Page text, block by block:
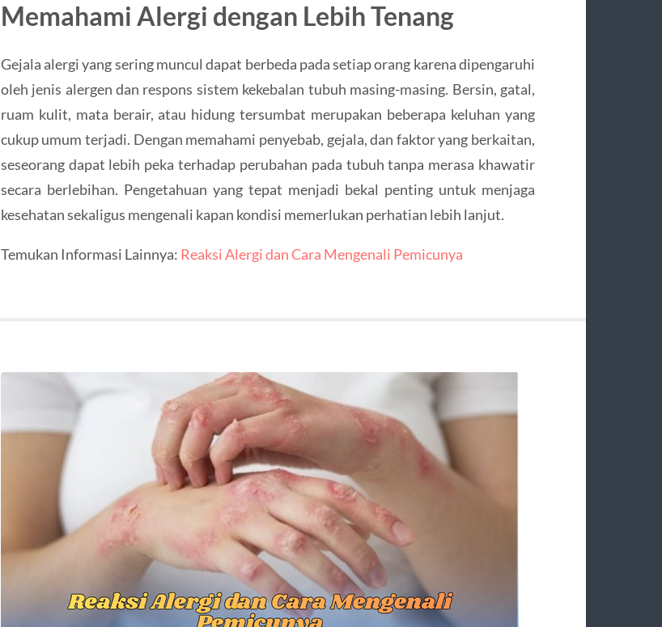
Memahami Alergi dengan Lebih Tenang
Gejala alergi yang sering muncul dapat berbeda pada setiap orang karena dipengaruhi
oleh jenis alergen dan respons sistem kekebalan tubuh masing-masing. Bersin, gatal,
ruam kulit, mata berair, atau hidung tersumbat merupakan beberapa keluhan yang
cukup umum terjadi. Dengan memahami penyebab, gejala, dan faktor yang berkaitan,
seseorang dapat lebih peka terhadap perubahan pada tubuh tanpa merasa khawatir
secara berlebihan. Pengetahuan yang tepat menjadi bekal penting untuk menjaga
kesehatan sekaligus mengenali kapan kondisi memerlukan perhatian lebih lanjut.
Temukan Informasi Lainnya: Reaksi Alergi dan Cara Mengenali Pemicunya